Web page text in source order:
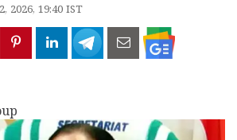
2026, 19:40 IST